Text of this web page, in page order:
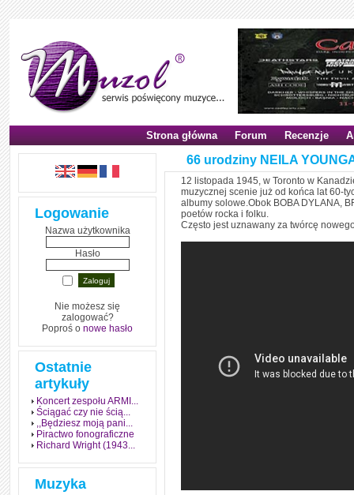
Strona główna Forum Recenzje
Logowanie
Nazwa użytkownika
Hasło
Nie możesz się
zalogować?
Poproś o nowe hasło
Ostatnie
artykuły
Koncert zespołu ARMI...
Ściągać czy nie ścią...
,,Będziesz moją pani...
Piractwo fonograficzne
Richard Wright (1943...
Muzyka
66 urodziny NEILA
12 listopada 1945, w Toronto w
muzycznej scenie już od końca lat 60-
albumy solowe.Obok BOBA DYLANA,
poetów rocka i folku.
Często jest uznawany za twórcę